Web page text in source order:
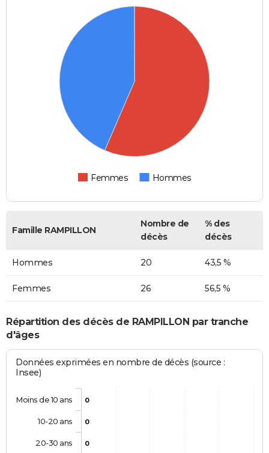
Femmes Hommes
Famille RAMPILLON
Nombre de
décès
% des
décès
Hommes 20 43,5 %
Femmes 26 56,5 %
Répartition des décès de RAMPILLON par tranche
d'âges
Données exprimées en nombre de décès (source :
Insee)
0
0
0
Moins de 10 ans
10-20 ans
20-30 ans